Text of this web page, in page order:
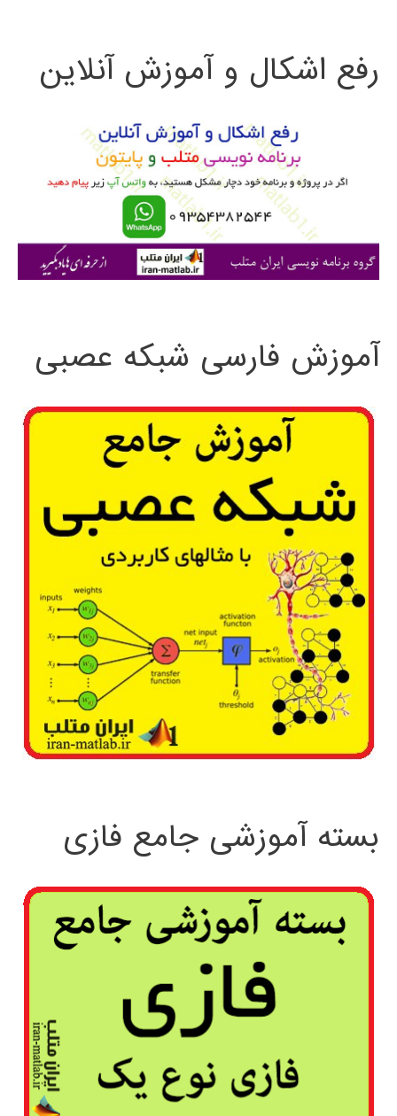
ج
ی
رفع اشکال و آموزش آنلاین
آموزش فارسی شبکه عصبی
بسته آموزشی جامع فازی